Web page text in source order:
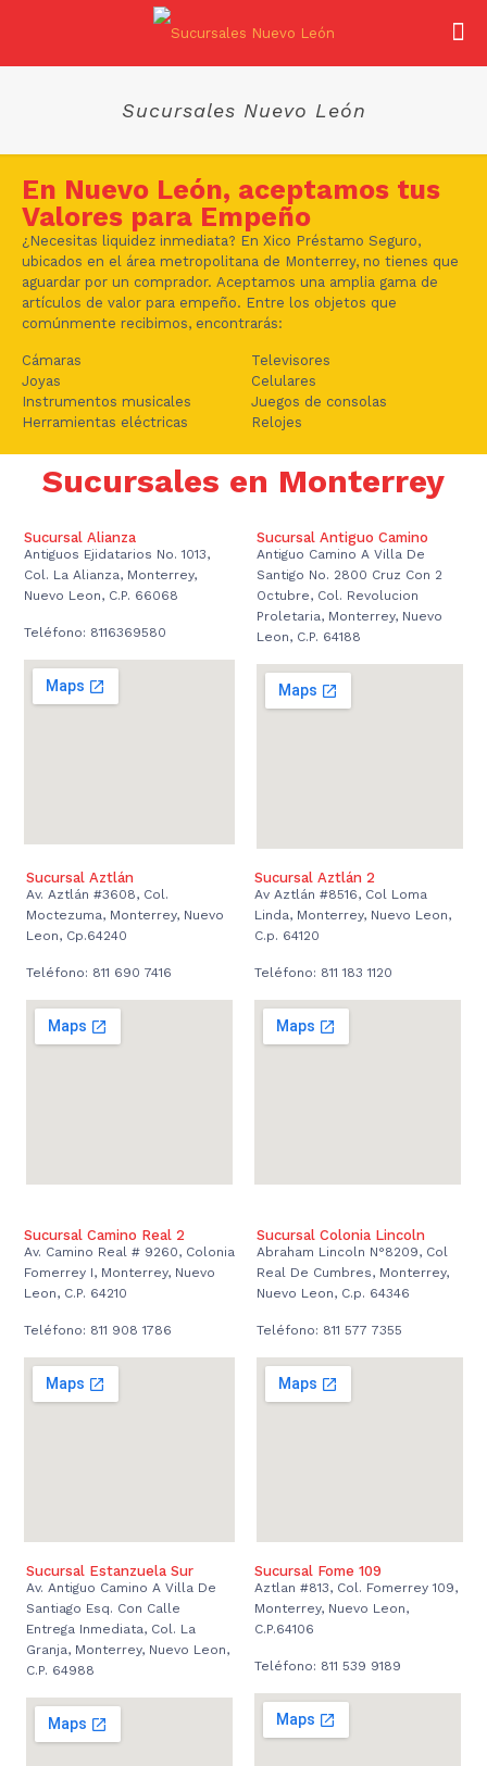
Sucursales Nuevo León
En Nuevo León, aceptamos tus
Valores para Empeño
¿Necesitas liquidez inmediata? En Xico Préstamo Seguro,
ubicados en el área metropolitana de Monterrey, no tienes que
aguardar por un comprador. Aceptamos una amplia gama de
artículos de valor para empeño. Entre los objetos que
comúnmente recibimos, encontrarás:
Cámaras
Joyas
Instrumentos musicales
Herramientas eléctricas
Televisores
Celulares
Juegos de consolas
Relojes
Sucursales en Monterrey
Sucursal Alianza
Antiguos Ejidatarios No. 1013,
Col. La Alianza, Monterrey,
Nuevo Leon, C.P. 66068
Teléfono: 8116369580
Sucursal Antiguo Camino
Antiguo Camino A Villa De
Santigo No. 2800 Cruz Con 2
Octubre, Col. Revolucion
Proletaria, Monterrey, Nuevo
Leon, C.P. 64188
Sucursal Aztlán
Av. Aztlán #3608, Col.
Moctezuma, Monterrey, Nuevo
Leon, Cp.64240
Teléfono: 811 690 7416
Sucursal Aztlán 2
Av Aztlán #8516, Col Loma
Linda, Monterrey, Nuevo Leon,
C.p. 64120
Teléfono: 811 183 1120
Sucursal Camino Real 2
Av. Camino Real # 9260, Colonia
Fomerrey I, Monterrey, Nuevo
Leon, C.P. 64210
Teléfono: 811 908 1786
Sucursal Colonia Lincoln
Abraham Lincoln N°8209, Col
Real De Cumbres, Monterrey,
Nuevo Leon, C.p. 64346
Teléfono: 811 577 7355
Sucursal Estanzuela Sur
Av. Antiguo Camino A Villa De
Santiago Esq. Con Calle
Entrega Inmediata, Col. La
Granja, Monterrey, Nuevo Leon,
C.P. 64988
Sucursal Fome 109
Aztlan #813, Col. Fomerrey 109,
Monterrey, Nuevo Leon,
C.P.64106
Teléfono: 811 539 9189